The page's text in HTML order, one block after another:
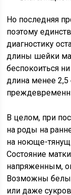
Но последняя
поэтому
диагностику
длины шейки
беспокоиться
длина менее 2,5
В целом, при
на роды на
на ноюще-
Состояние
напряженным,
Возможны
или даже